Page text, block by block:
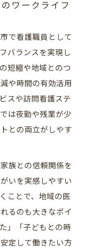
ワークライフ
で看護職員として
バランスを実現し
短縮や地域とのつ
や時間の有効活用
スや訪問看護ステ
は夜勤や残業が少
との両立がしやす
族との信頼関係を
いを実感しやすい
ことで、地域の医
るのも大きなポイ
」「子どもとの時
定して働きたい方